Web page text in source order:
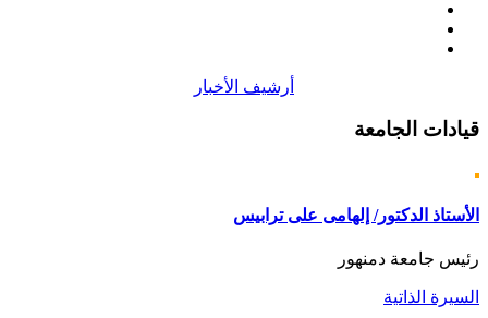
أرشيف الأخبار
قيادات الجامعة
الأستاذ الدكتور/ إلهامى على ترابيس
رئيس جامعة دمنهور
السيرة الذاتية